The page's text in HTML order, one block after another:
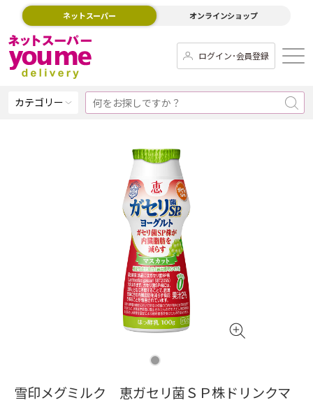
ネットスーパー オンラインショップ
ログイン･会員登録
カテゴリー
雪印メグミルク 恵ガセリ菌ＳＰ株ドリンクマ